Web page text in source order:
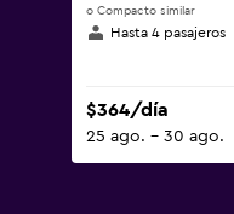
o Compacto similar
Hasta 4 pasajeros
$364/día
25 ago. - 30 ago.